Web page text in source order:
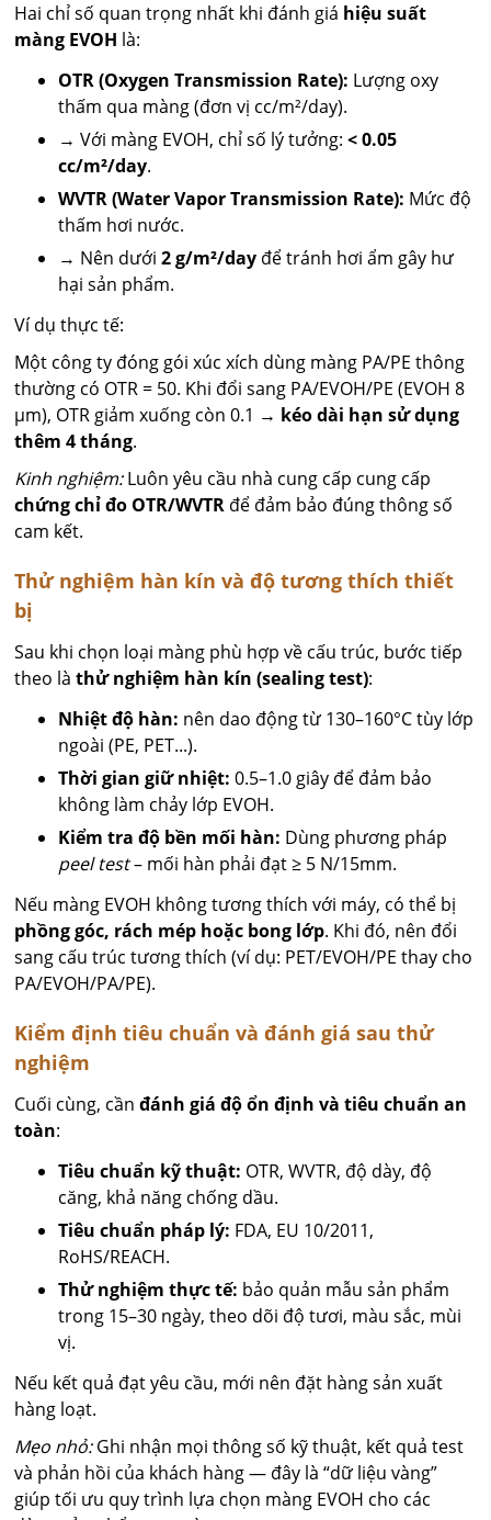
Hai chỉ số quan trọng nhất khi đánh giá hiệu suất
màng EVOH là:
OTR (Oxygen Transmission Rate): Lượng oxy
thấm qua màng (đơn vị cc/m²/day).
→ Với màng EVOH, chỉ số lý tưởng:< 0.05
cc/m²/day.
WVTR (Water Vapor Transmission Rate): Mức độ
thấm hơi nước.
→ Nên dưới2 g/m²/day để tránh hơi ẩm gây hư
hại sản phẩm.
Ví dụ thực tế:
Một công ty đóng gói xúc xích dùng màng PA/PE thông
thường có OTR = 50. Khi đổi sang PA/EVOH/PE (EVOH 8
µm), OTR giảm xuống còn 0.1 → kéo dài hạn sử dụng
thêm 4 tháng.
Kinh nghiệm:Luôn yêu cầu nhà cung cấp cung cấp
chứng chỉ đo OTR/WVTR để đảm bảo đúng thông số
cam kết.
Thử nghiệm hàn kín và độ tương thích thiết
bị
Sau khi chọn loại màng phù hợp về cấu trúc, bước tiếp
theo làthử nghiệm hàn kín (sealing test):
Nhiệt độ hàn: nên dao động từ 130–160°C tùy lớp
ngoài (PE, PET...).
Thời gian giữ nhiệt: 0.5–1.0 giây để đảm bảo
không làm chảy lớp EVOH.
Kiểm tra độ bền mối hàn: Dùng phương pháp
peel test– mối hàn phải đạt ≥ 5 N/15mm.
Nếu màng EVOH không tương thích với máy, có thể bị
phồng góc, rách mép hoặc bong lớp. Khi đó, nên đổi
sang cấu trúc tương thích (ví dụ: PET/EVOH/PE thay cho
PA/EVOH/PA/PE).
Kiểm định tiêu chuẩn và đánh giá sau thử
nghiệm
Cuối cùng, cầnđánh giá độ ổn định và tiêu chuẩn an
toàn:
Tiêu chuẩn kỹ thuật: OTR, WVTR, độ dày, độ
căng, khả năng chống dầu.
Tiêu chuẩn pháp lý: FDA, EU 10/2011,
RoHS/REACH.
Thử nghiệm thực tế: bảo quản mẫu sản phẩm
trong 15–30 ngày, theo dõi độ tươi, màu sắc, mùi
vị.
Nếu kết quả đạt yêu cầu, mới nên đặt hàng sản xuất
hàng loạt.
Mẹo nhỏ:Ghi nhận mọi thông số kỹ thuật, kết quả test
và phản hồi của khách hàng — đây là “dữ liệu vàng”
giúp tối ưu quy trình lựa chọn màng EVOH cho các